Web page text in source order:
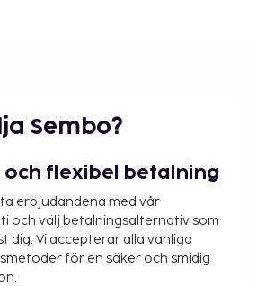
- 21,3 km
bemannad under vissa tider.
att betala följande avgifter
kan inkludera tillämpliga
EUR per rum per natt
Sembo?
och flexibel betalning
erbjudandena med vår
och välj betalningsalternativ som
dig. Vi accepterar alla vanliga
för en säker och smidig